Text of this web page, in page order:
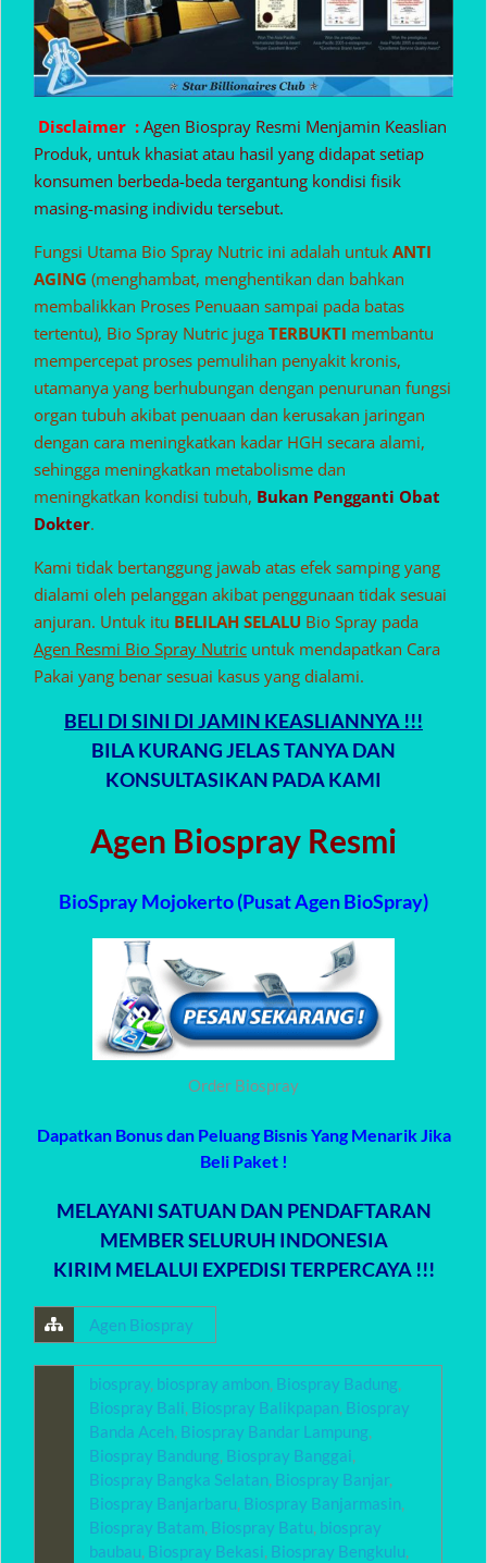
Disclaimer : Agen Biospray Resmi Menjamin Keaslian
Produk, untuk khasiat atau hasil yang didapat setiap
konsumen berbeda-beda tergantung kondisi fisik
masing-masing individu tersebut.
Fungsi Utama Bio Spray Nutric ini adalah untuk ANTI
AGING (menghambat, menghentikan dan bahkan
membalikkan Proses Penuaan sampai pada batas
tertentu), Bio Spray Nutric juga TERBUKTI membantu
mempercepat proses pemulihan penyakit kronis,
utamanya yang berhubungan dengan penurunan fungsi
organ tubuh akibat penuaan dan kerusakan jaringan
dengan cara meningkatkan kadar HGH secara alami,
sehingga meningkatkan metabolisme dan
meningkatkan kondisi tubuh, Bukan Pengganti Obat
Dokter.
Kami tidak bertanggung jawab atas efek samping yang
dialami oleh pelanggan akibat penggunaan tidak sesuai
anjuran. Untuk itu BELILAH SELALU Bio Spray pada
Agen Resmi Bio Spray Nutric untuk mendapatkan Cara
Pakai yang benar sesuai kasus yang dialami.
BELI DI SINI DI JAMIN KEASLIANNYA !!!
BILA KURANG JELAS TANYA DAN
KONSULTASIKAN PADA KAMI
Agen Biospray Resmi
BioSpray Mojokerto (Pusat Agen BioSpray)
Order Biospray
Dapatkan Bonus dan Peluang Bisnis Yang Menarik Jika
Beli Paket !
MELAYANI SATUAN DAN PENDAFTARAN
MEMBER SELURUH INDONESIA
KIRIM MELALUI EXPEDISI TERPERCAYA !!!
Agen Biospray
biospray, biospray ambon, Biospray Badung,
Biospray Bali, Biospray Balikpapan, Biospray
Banda Aceh, Biospray Bandar Lampung,
Biospray Bandung, Biospray Banggai,
Biospray Bangka Selatan, Biospray Banjar,
Biospray Banjarbaru, Biospray Banjarmasin,
Biospray Batam, Biospray Batu, biospray
baubau, Biospray Bekasi, Biospray Bengkulu,